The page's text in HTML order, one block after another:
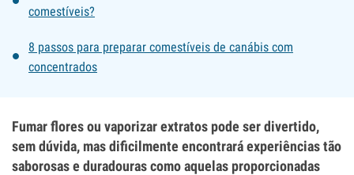
comestíveis?
8 passos para preparar comestíveis de canábis com
concentrados
Fumar flores ou vaporizar extratos pode ser divertido,
sem dúvida, mas dificilmente encontrará experiências tão
saborosas e duradouras como aquelas proporcionadas